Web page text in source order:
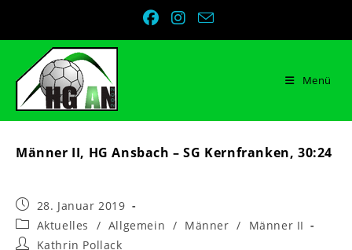
Menü
Männer II, HG Ansbach – SG Kernfranken, 30:24
Beitrag
veröffentlicht:
28. Januar 2019
Beitrags-
Kategorie:
Aktuelles / Allgemein / Männer /
Männer II
Beitrags-
Kathrin Pollack